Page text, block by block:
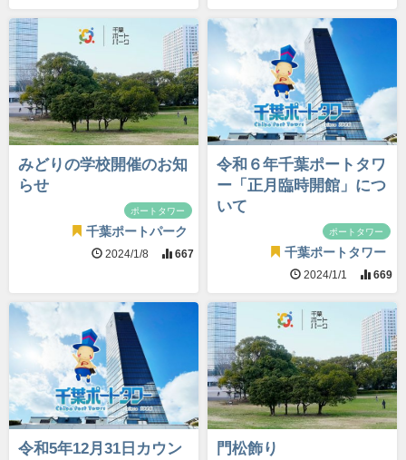
みどりの学校開催のお知
らせ
ポートタワー
千葉ポートパーク
2024/1/8 667
令和６年千葉ポートタワ
ー「正月臨時開館」につ
いて
ポートタワー
千葉ポートタワー
2024/1/1 669
令和5年12月31日カウン
門松飾り